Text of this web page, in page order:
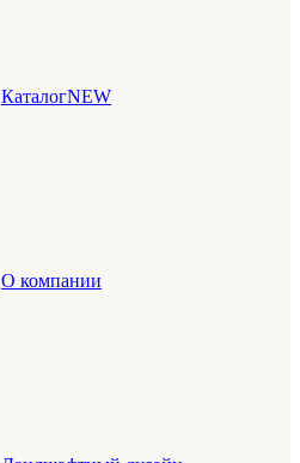
КаталогNEW
О компании